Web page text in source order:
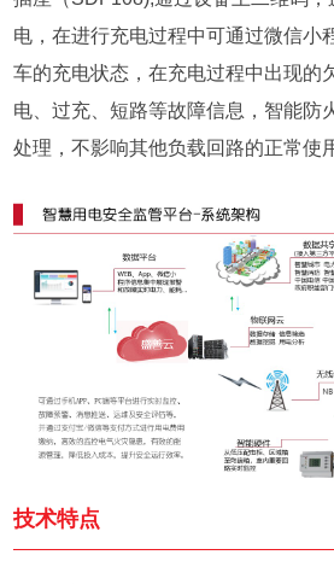
电，在进行充电过程中可通过微信小
车的充电状态，在充电过程中出现的
电、过充、短路等故障信息，智能防
处理，不影响其他负载回路的正常使
技术特点